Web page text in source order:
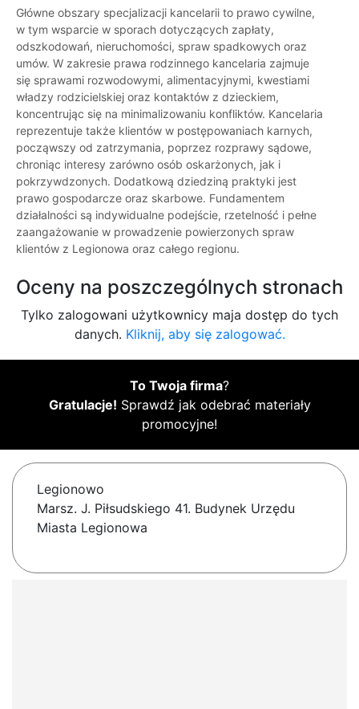
Główne obszary specjalizacji kancelarii to prawo cywilne,
w tym wsparcie w sporach dotyczących zapłaty,
odszkodowań, nieruchomości, spraw spadkowych oraz
umów. W zakresie prawa rodzinnego kancelaria zajmuje
się sprawami rozwodowymi, alimentacyjnymi, kwestiami
władzy rodzicielskiej oraz kontaktów z dzieckiem,
koncentrując się na minimalizowaniu konfliktów. Kancelaria
reprezentuje także klientów w postępowaniach karnych,
począwszy od zatrzymania, poprzez rozprawy sądowe,
chroniąc interesy zarówno osób oskarżonych, jak i
pokrzywdzonych. Dodatkową dziedziną praktyki jest
prawo gospodarcze oraz skarbowe. Fundamentem
działalności są indywidualne podejście, rzetelność i pełne
zaangażowanie w prowadzenie powierzonych spraw
klientów z Legionowa oraz całego regionu.
Oceny na poszczególnych stronach
Tylko zalogowani użytkownicy maja dostęp do tych
danych. Kliknij, aby się zalogować.
To Twoja firma?
Gratulacje! Sprawdź jak odebrać materiały
promocyjne!
Legionowo
Marsz. J. Piłsudskiego 41. Budynek Urzędu
Miasta Legionowa